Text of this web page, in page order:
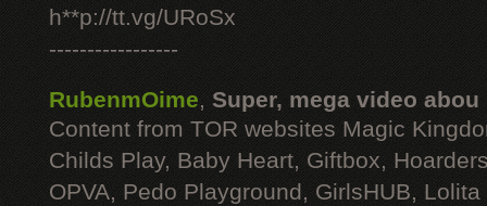
h**p://tt.vg/URoSx
-----------------
RubenmOime, Super, mega video abou
Content from TOR websites Magic
Childs Play, Baby Heart, Giftbox,
OPVA, Pedo Playground, GirlsHUB, Lolita